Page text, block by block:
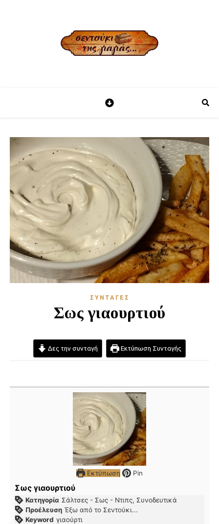
ΣΥΝΤΑΓΈΣ
Σως γιαουρτιού
Δες την συνταγή Εκτύπωση Συνταγής
Εκτύπωση Pin
Σως γιαουρτιού
Κατηγορία Σάλτσες - Σως - Ντιπς, Συνοδευτικά
Προέλευση Έξω από το Σεντούκι...
Keyword γιαούρτι